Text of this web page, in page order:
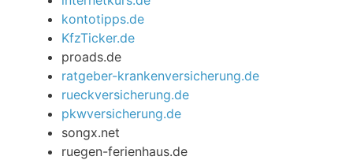
kontotipps.de
KfzTicker.de
proads.de
ratgeber-krankenversicherung.de
rueckversicherung.de
pkwversicherung.de
songx.net
ruegen-ferienhaus.de